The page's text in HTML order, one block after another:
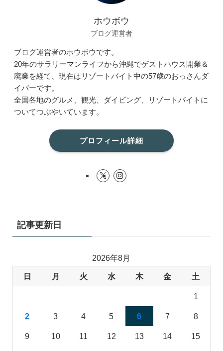
ホウボウ
ブログ運営者
ブログ運営者のホウボウです。
20年のサラリーマンライフから沖縄でゲストハウス開業＆
廃業を経て、現在はリゾートバイト中の57歳のおっさんダ
イバーです。
全国各地のグルメ、観光、ダイビング、リゾートバイトに
ついてつぶやいています。
プロフィール詳細
記事更新日
2026年8月
日 月 火 水 木 金 土
1
2 3 4 5 6 7 8
9 10 11 12 13 14 15